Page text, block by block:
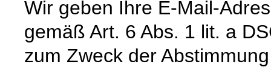
Wir geben Ihre E-Mail-
gemäß Art. 6 Abs. 1 lit. a
zum Zweck der